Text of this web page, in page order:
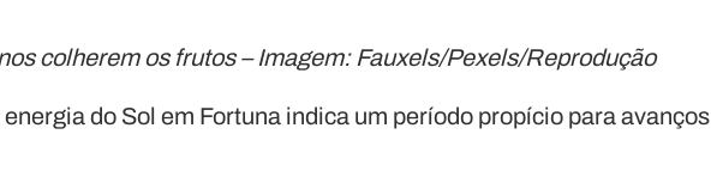
colherem os frutos – Imagem: Fauxels/Pexels/Reprodução
do Sol em Fortuna indica um período propício para avanços